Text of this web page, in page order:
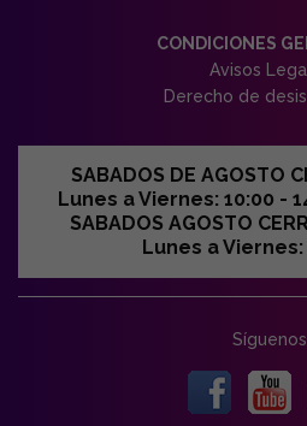
CONDICIONES
Avisos
Derecho de
SABADOS DE AGOSTO
Lunes a Viernes: 10:00 -
SABADOS AGOSTO
Lunes a Viernes:
Síguenos